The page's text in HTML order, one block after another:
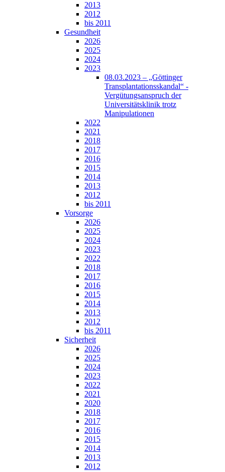
2013
2012
bis 2011
Gesundheit
2026
2025
2024
2023
08.03.2023 – „Göttinger
Transplantationsskandal“ -
Vergütungsanspruch der
Universitätsklinik trotz
Manipulationen
2022
2021
2018
2017
2016
2015
2014
2013
2012
bis 2011
Vorsorge
2026
2025
2024
2023
2022
2018
2017
2016
2015
2014
2013
2012
bis 2011
Sicherheit
2026
2025
2024
2023
2022
2021
2020
2018
2017
2016
2015
2014
2013
2012